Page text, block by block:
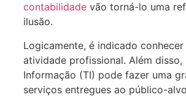
contabilidade vão torná-lo uma
ilusão.
Logicamente, é indicado
atividade profissional. Além
Informação (TI) pode fazer uma
serviços entregues ao público-